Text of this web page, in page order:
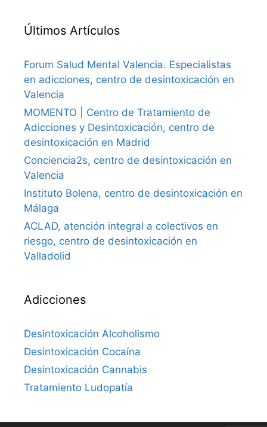
Últimos Artículos
Forum Salud Mental Valencia. Especialistas
en adicciones, centro de desintoxicación en
Valencia
MOMENTO | Centro de Tratamiento de
Adicciones y Desintoxicación, centro de
desintoxicación en Madrid
Conciencia2s, centro de desintoxicación en
Valencia
Instituto Bolena, centro de desintoxicación en
Málaga
ACLAD, atención integral a colectivos en
riesgo, centro de desintoxicación en
Valladolid
Adicciones
Desintoxicación Alcoholismo
Desintoxicación Cocaína
Desintoxicación Cannabis
Tratamiento Ludopatía